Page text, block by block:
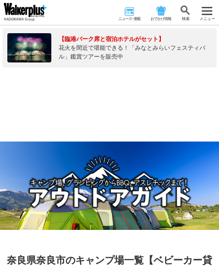
ニュース･連載 おでかけ情報 検 索 メニュー
【臨港パーク席と宿泊ホテルがセット】
花火を間近で堪能できる！「みなとみらいフェスティバ
ル」鑑賞ツアーを販売中
奈良県奈良市のキャンプ場一覧【ベビーカー貸